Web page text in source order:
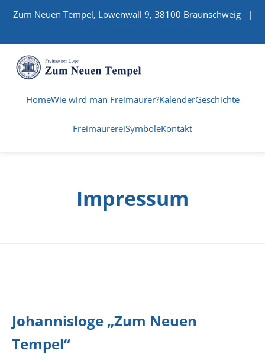
Zum Neuen Tempel, Löwenwall 9, 38100 Braunschweig |
HomeWie wird man Freimaurer?KalenderGeschichte
FreimaurereiSymboleKontakt
Impressum
Johannisloge „Zum Neuen
Tempel“